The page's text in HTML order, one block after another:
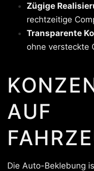
Zügige
rechtzeitige
Transparente
ohne versteckte
AUF
Die Auto-Beklebung